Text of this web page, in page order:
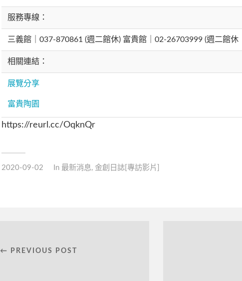
服務專線：
三義館｜037-870861 (週二館休) 富貴館｜02-26703999 (週二館休
相關連結：
展覽分享
富貴陶園
https://reurl.cc/OqknQr
2020-09-02 In 最新消息, 金創日誌[專訪影片]
← PREVIOUS POST